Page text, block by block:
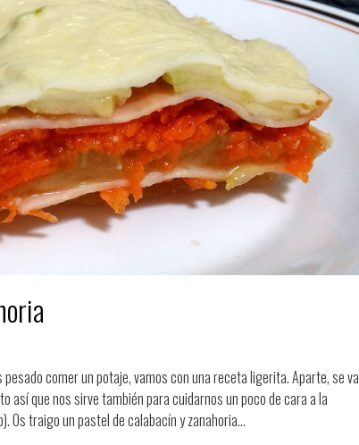
comer un potaje, vamos con una receta ligerita. Aparte, se va
así que nos sirve también para cuidarnos un poco de cara a la
Os traigo un pastel de calabacín y zanahoria…